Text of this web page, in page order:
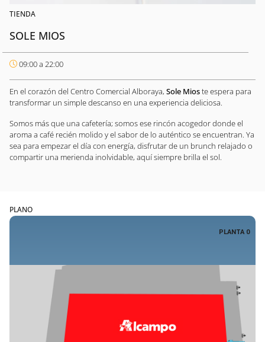
TIENDA
SOLE MIOS
09:00 a 22:00
En el corazón del Centro Comercial Alboraya, Sole Mioste espera para
transformar un simple descanso en una experiencia deliciosa.
Somos más que una cafetería; somos ese rincón acogedor donde el
aroma a café recién molido y el sabor de lo auténtico se encuentran. Ya
sea para empezar el día con energía, disfrutar de un brunch relajado o
compartir una merienda inolvidable, aquí siempre brilla el sol.
PLANO